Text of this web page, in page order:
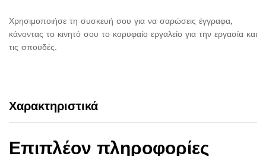
Χρησιμοποιήσε τη συσκευή σου για να σαρώσεις έγγραφα,
κάνοντας το κινητό σου το κορυφαίο εργαλείο για την εργασία και
τις σπουδές.
Χαρακτηριστικά
Επιπλέον πληροφορίες